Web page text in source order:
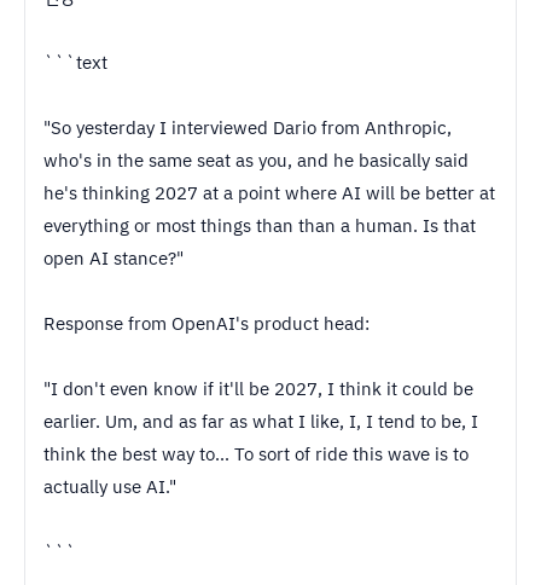
```text
"So yesterday I interviewed Dario from Anthropic,
who's in the same seat as you, and he basically said
he's thinking 2027 at a point where AI will be better at
everything or most things than than a human. Is that
open AI stance?"
Response from OpenAI's product head:
"I don't even know if it'll be 2027, I think it could be
earlier. Um, and as far as what I like, I, I tend to be, I
think the best way to... To sort of ride this wave is to
actually use AI."
```